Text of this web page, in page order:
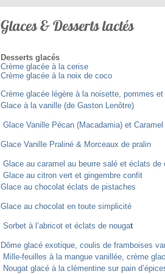
Glaces & Desserts lactés
Desserts glacés
Crème glacée à la cerise
Crème glacée à la noix de coco
Crème glacée légère à la noisette, pommes
Glace à la vanille (de Gaston Lenôtre)
Glace Vanille Pécan (Macadamia) et
Glace Vanille Praliné & Morceaux de pralin
Glace au caramel au beurre salé et éclats de
Glace au citron vert et gingembre confit
Glace au chocolat éclats de pistaches
Glace au chocolat en toute simplicité
Sorbet à l’abricot et éclats de nougat
Dôme glacé exotique, coulis de framboises
Mille-feuilles à la mangue vanillée, crème
Nougat glacé à la clémentine sur pain